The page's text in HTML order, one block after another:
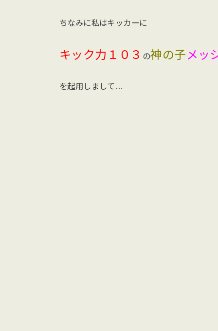
ちなみに私はキッカーに
キック力１０３ の神の子メッ
を起用しまして…